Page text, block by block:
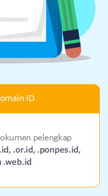
ID
pelengkap
.or.id, .ponpes.id,
.web.id